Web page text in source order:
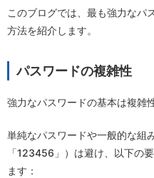
このブログでは、最も強力なパ
方法を紹介します。
パスワードの複雑性
強力なパスワードの基本は複雑
単純なパスワードや一般的な
「123456」）は避け、以下の
ます：